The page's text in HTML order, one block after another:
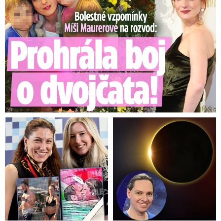
svoje média,“odkázal na vlastní sociální sítě či
podcasty. Prostor pro šetření v ČT dokládá
mimo jiné tím, na kolika místech byly televizní
štáby v době povolebních vyjednávání loni na
podzim.
Babiš odmítl úterní vyjádření poslance SPD
Josefa Nerušila pro ČRo Plus, podle něhož se
chce koalice po změně financování zaměřit na
posílení kontroly obsahu ČT a ČRo.„Je to
totální hloupost, určitě to tak není,“
Babiš. Jde podle něj o slova jednoho poslance,
u kterého ani neví, jak se jmenuje. „Garantuje to
koalice, předsedové stran. Pokud by se něco